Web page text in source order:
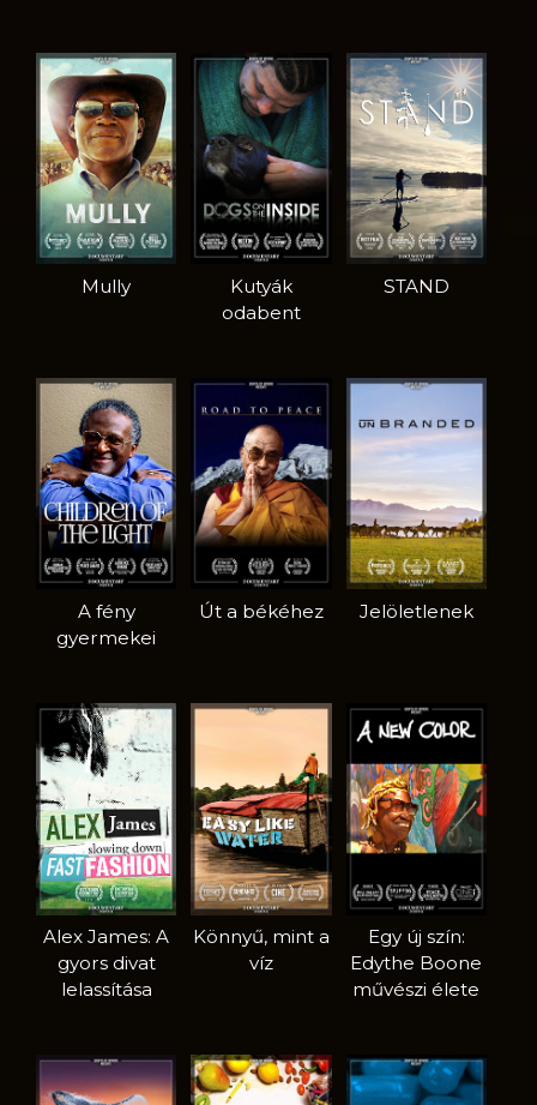
Mully
Kutyák
odabent
STAND
A fény
gyermekei
Út a békéhez Jelöletlenek
Alex James: A
gyors divat
lelassítása
Könnyű, mint a
víz
Egy új szín:
Edythe Boone
művészi élete